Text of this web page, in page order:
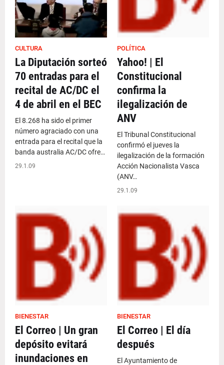
CULTURA
La Diputación sorteó
70 entradas para el
recital de AC/DC el
4 de abril en el BEC
El 8.268 ha sido el primer
número agraciado con una
entrada para el recital que la
banda australia AC/DC ofre…
29.1.09
POLÍTICA
Yahoo! | El
Constitucional
confirma la
ilegalización de
ANV
El Tribunal Constitucional
confirmó el jueves la
ilegalización de la formación
Acción Nacionalista Vasca
(ANV…
29.1.09
BIENESTAR
El Correo | Un gran
depósito evitará
inundaciones en
BIENESTAR
El Correo | El día
después
El Ayuntamiento de